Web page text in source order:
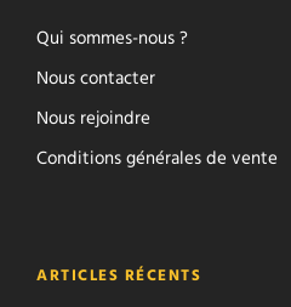
Qui sommes-nous ?
Nous contacter
Nous rejoindre
Conditions générales de vente
ARTICLES RÉCENTS